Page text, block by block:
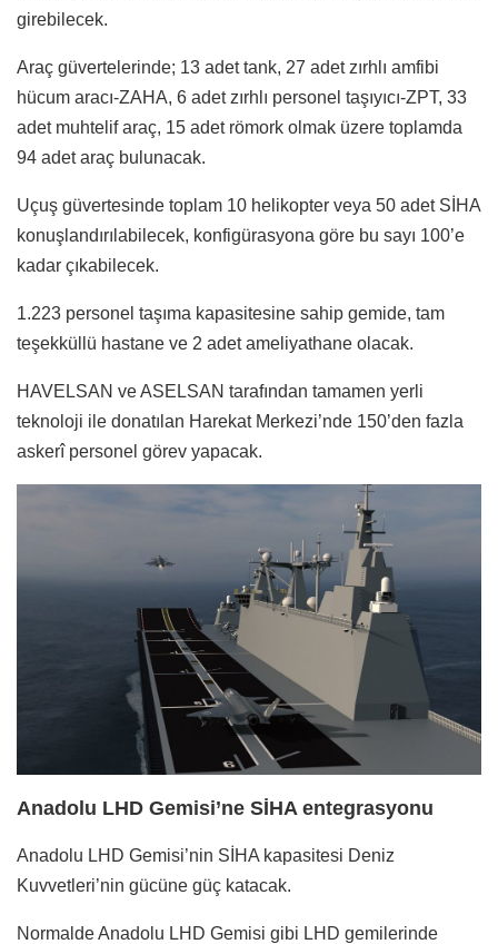
girebilecek.
Araç güvertelerinde; 13 adet tank, 27 adet zırhlı amfibi
hücum aracı-ZAHA, 6 adet zırhlı personel taşıyıcı-ZPT, 33
adet muhtelif araç, 15 adet römork olmak üzere toplamda
94 adet araç bulunacak.
Uçuş güvertesinde toplam 10 helikopter veya 50 adet SİHA
konuşlandırılabilecek, konfigürasyona göre bu sayı 100’e
kadar çıkabilecek.
1.223 personel taşıma kapasitesine sahip gemide, tam
teşekküllü hastane ve 2 adet ameliyathane olacak.
HAVELSAN ve ASELSAN tarafından tamamen yerli
teknoloji ile donatılan Harekat Merkezi’nde 150’den fazla
askerî personel görev yapacak.
Anadolu LHD Gemisi’ne SİHA entegrasyonu
Anadolu LHD Gemisi’nin SİHA kapasitesi Deniz
Kuvvetleri’nin gücüne güç katacak.
Normalde Anadolu LHD Gemisi gibi LHD gemilerinde